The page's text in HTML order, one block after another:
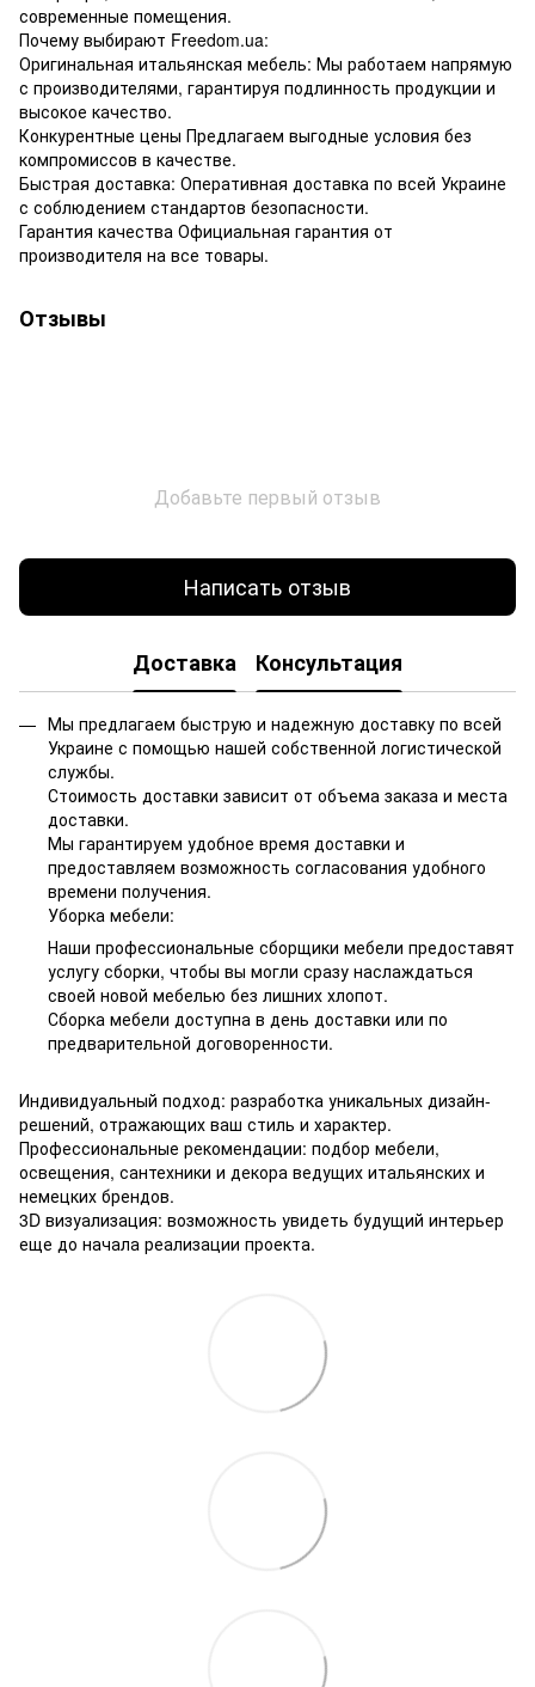
современные помещения.
Почему выбирают Freedom.ua:
Оригинальная итальянская мебель: Мы работаем напрямую
с производителями, гарантируя подлинность продукции и
высокое качество.
Конкурентные цены Предлагаем выгодные условия без
компромиссов в качестве.
Быстрая доставка: Оперативная доставка по всей Украине
с соблюдением стандартов безопасности.
Гарантия качества Официальная гарантия от
производителя на все товары.
Отзывы
Добавьте первый отзыв
Написать отзыв
Доставка Консультация
Мы предлагаем быструю и надежную доставку по всей
Украине с помощью нашей собственной логистической
службы.
Стоимость доставки зависит от объема заказа и места
доставки.
Мы гарантируем удобное время доставки и
предоставляем возможность согласования удобного
времени получения.
Уборка мебели:
Наши профессиональные сборщики мебели предоставят
услугу сборки, чтобы вы могли сразу наслаждаться
своей новой мебелью без лишних хлопот.
Сборка мебели доступна в день доставки или по
предварительной договоренности.
Индивидуальный подход: разработка уникальных дизайн-
решений, отражающих ваш стиль и характер.
Профессиональные рекомендации: подбор мебели,
освещения, сантехники и декора ведущих итальянских и
немецких брендов.
3D визуализация: возможность увидеть будущий интерьер
еще до начала реализации проекта.